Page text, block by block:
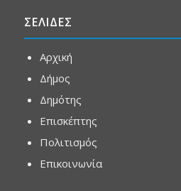
ΣΕΛΙΔΕΣ
Αρχική
Δήμος
Δημότης
Επισκέπτης
Πολιτισμός
Επικοινωνία